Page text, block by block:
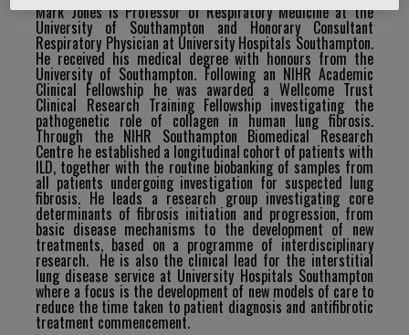
Mark Jones is Professor of Respiratory Medicine at the
University of Southampton and Honorary Consultant
Respiratory Physician at University Hospitals Southampton.
He received his medical degree with honours from the
University of Southampton. Following an NIHR Academic
Clinical Fellowship he was awarded a Wellcome Trust
Clinical Research Training Fellowship investigating the
pathogenetic role of collagen in human lung fibrosis.
Through the NIHR Southampton Biomedical Research
Centre he established a longitudinal cohort of patients with
ILD, together with the routine biobanking of samples from
all patients undergoing investigation for suspected lung
fibrosis. He leads a research group investigating core
determinants of fibrosis initiation and progression, from
basic disease mechanisms to the development of new
treatments, based on a programme of interdisciplinary
research. He is also the clinical lead for the interstitial
lung disease service at University Hospitals Southampton
where a focus is the development of new models of care to
reduce the time taken to patient diagnosis and antifibrotic
treatment commencement.